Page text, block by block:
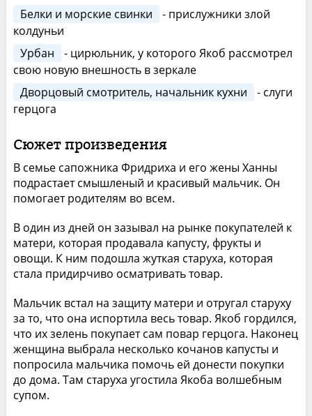
Белки и морские свинки
- прислужники злой
колдуньи
Урбан
- цирюльник, у которого Якоб рассмотрел
свою новую внешность в зеркале
Дворцовый смотритель, начальник кухни
- слуги
герцога
Сюжет произведения
В семье сапожника Фридриха и его жены Ханны
подрастает смышленый и красивый мальчик. Он
помогает родителям во всем.
В один из дней он зазывал на рынке покупателей к
матери, которая продавала капусту, фрукты и
овощи. К ним подошла жуткая старуха, которая
стала придирчиво осматривать товар.
Мальчик встал на защиту матери и отругал старуху
за то, что она испортила весь товар. Якоб гордился,
что их зелень покупает сам повар герцога. Наконец
женщина выбрала несколько кочанов капусты и
попросила мальчика помочь ей донести покупки
до дома. Там старуха угостила Якоба волшебным
супом.